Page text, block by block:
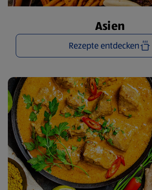
Asien
Rezepte entdecken